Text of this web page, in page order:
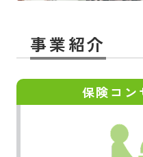
事業紹介
保険コン